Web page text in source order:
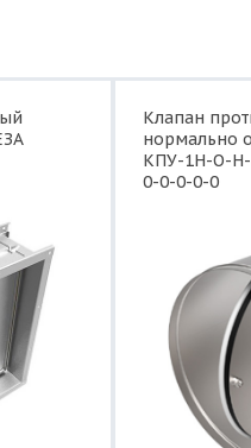
Клапан
нормально
КПУ-1Н-О-
0-0-0-0-0